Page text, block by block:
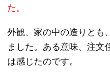
た。
外観、家の中の造りとも
ました。ある意味、注文
は感じたのです。